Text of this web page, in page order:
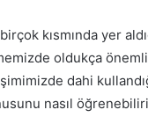
birçok kısmında yer
oldukça
dahi
nasıl